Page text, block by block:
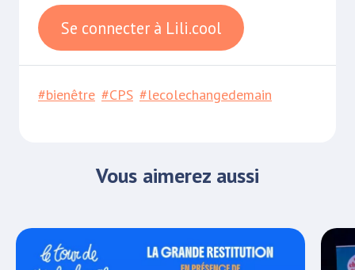
Se connecter à Lili.cool
#bienêtre #CPS #lecolechangedemain
Vous aimerez aussi